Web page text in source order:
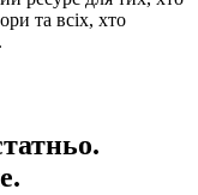
та всіх, хто